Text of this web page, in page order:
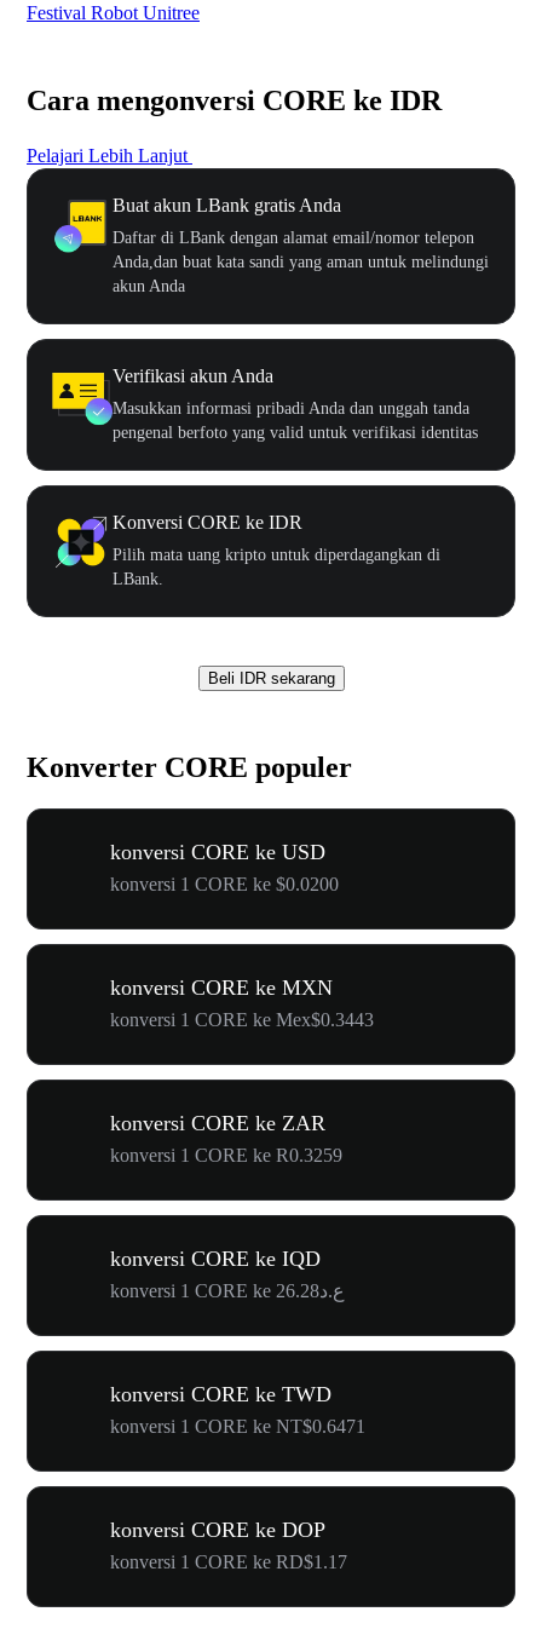
Festival Robot Unitree
Cara mengonversi CORE ke IDR
Pelajari Lebih Lanjut
Buat akun LBank gratis Anda
Daftar di LBank dengan alamat email/nomor telepon
Anda,dan buat kata sandi yang aman untuk melindungi
akun Anda
Verifikasi akun Anda
Masukkan informasi pribadi Anda dan unggah tanda
pengenal berfoto yang valid untuk verifikasi identitas
Konversi CORE ke IDR
Pilih mata uang kripto untuk diperdagangkan di
LBank.
Beli IDR sekarang
Konverter CORE populer
konversi CORE ke USD
konversi 1 CORE ke $0.0200
konversi CORE ke MXN
konversi 1 CORE ke Mex$0.3443
konversi CORE ke ZAR
konversi 1 CORE ke R0.3259
konversi CORE ke IQD
konversi 1 CORE ke ع.د26.28
konversi CORE ke TWD
konversi 1 CORE ke NT$0.6471
konversi CORE ke DOP
konversi 1 CORE ke RD$1.17